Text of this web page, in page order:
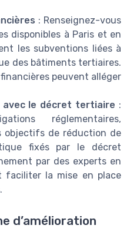
: Renseignez-vous
disponibles à Paris et en
les subventions liées à
des bâtiments tertiaires.
peuvent alléger
le décret tertiaire :
réglementaires,
objectifs de réduction de
fixés par le décret
par des experts en
faciliter la mise en place
d’amélioration